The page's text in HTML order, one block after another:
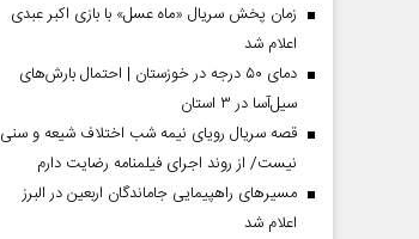
زمان پخش سریال «ماه عسل» با بازی اکبر عبدی
اعلام شد
دمای ۵۰ درجه در خوزستان | احتمال بارش‌های
سیل‌آسا در ۳ استان
قصه سریال رویای نیمه شب اختلاف شیعه و سنی
نیست/ از روند اجرای فیلمنامه رضایت دارم
مسیر‌های راهپیمایی جاماندگان اربعین در البرز
اعلام شد